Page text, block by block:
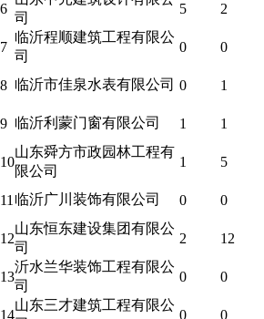
6
司
5 2
7
临沂程顺建筑工程有限公
司
0 0
8 临沂市佳泉水表有限公司 0 1
9 临沂利蒙门窗有限公司 1 1
10
山东舜方市政园林工程有
限公司
1 5
11 临沂广川装饰有限公司 0 0
12
山东恒东建设集团有限公
司
2 12
13
沂水兰华装饰工程有限公
司
0 0
14
山东三才建筑工程有限公
0 0